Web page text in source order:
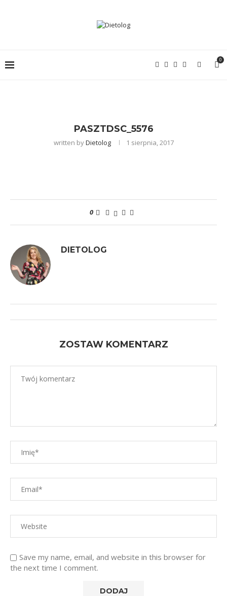
0
PASZTDSC_5576
written byDietolog 1 sierpnia, 2017
0
DIETOLOG
ZOSTAW KOMENTARZ
Save my name, email, and website in this browser for
the next time I comment.